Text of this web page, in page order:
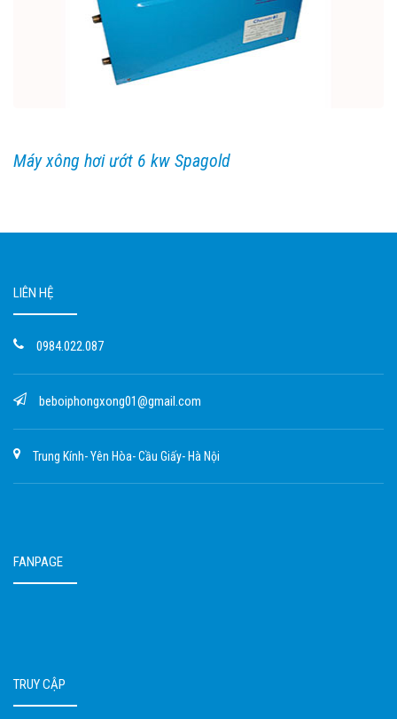
Máy xông hơi ướt 6 kw Spagold
LIÊN HỆ
0984.022.087
beboiphongxong01@gmail.com
Trung Kính- Yên Hòa- Cầu Giấy- Hà Nội
FANPAGE
TRUY CẬP